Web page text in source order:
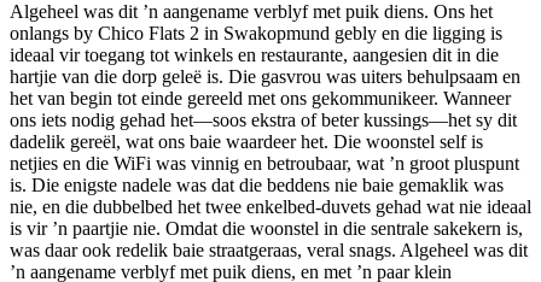
Algeheel was dit ’n aangename verblyf met puik diens. Ons het
onlangs by Chico Flats 2 in Swakopmund gebly en die ligging is
ideaal vir toegang tot winkels en restaurante, aangesien dit in die
hartjie van die dorp geleë is. Die gasvrou was uiters behulpsaam en
het van begin tot einde gereeld met ons gekommunikeer. Wanneer
ons iets nodig gehad het—soos ekstra of beter kussings—het sy dit
dadelik gereël, wat ons baie waardeer het. Die woonstel self is
netjies en die WiFi was vinnig en betroubaar, wat ’n groot pluspunt
is. Die enigste nadele was dat die beddens nie baie gemaklik was
nie, en die dubbelbed het twee enkelbed-duvets gehad wat nie ideaal
is vir ’n paartjie nie. Omdat die woonstel in die sentrale sakekern is,
was daar ook redelik baie straatgeraas, veral snags. Algeheel was dit
’n aangename verblyf met puik diens, en met ’n paar klein